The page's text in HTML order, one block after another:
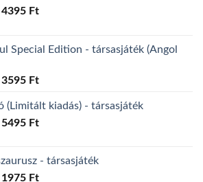
Original
7995 Ft.
4395 FtCurrent
4395 Ft.
Special Edition - társasjáték (Angol
Original
was:
5990 Ft.
3595 FtCurrent
is:
3595 Ft.
(Limitált kiadás) - társasjáték
Original
9990 Ft.
5495 FtCurrent
5495 Ft.
- társasjáték
Original
1975 FtCurrent